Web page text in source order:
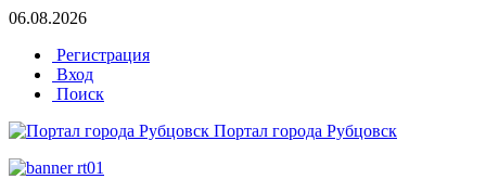
06.08.2026
Регистрация
Вход
Поиск
Портал города Рубцовск